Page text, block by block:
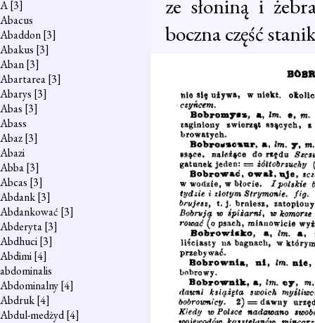
A[3]
Abacus
Abaddon[3]
Abakus [3]
Aban[3]
Abartarea[3]
Abarys [3]
Abas [3]
Abass
Abaz[3]
Abazi
Abba[3]
Abcas [3]
Abdank[3]
Abdankować [3]
Abderyta[3]
Abdhuci[3]
Abdimi[4]
abdominalis
Abdominalny[4]
Abdruk[4]
Abdul-medżyd[4]
ze słoniną i
boczna część